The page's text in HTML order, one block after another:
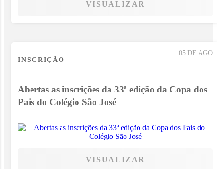
VISUALIZAR
05 DE AGO
INSCRIÇÃO
Abertas as inscrições da 33ª edição da Copa dos
Pais do Colégio São José
VISUALIZAR